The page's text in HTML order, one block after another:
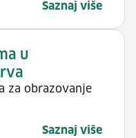
Saznaj više
u
za obrazovanje
Saznaj više